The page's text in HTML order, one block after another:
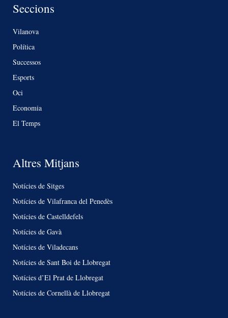
Seccions
Vilanova
Política
Successos
Esports
Oci
Economia
El Temps
Altres Mitjans
Notícies de Sitges
Notícies de Vilafranca del Penedès
Notícies de Castelldefels
Notícies de Gavà
Notícies de Viladecans
Notícies de Sant Boi de Llobregat
Notícies d’El Prat de Llobregat
Notícies de Cornellà de Llobregat